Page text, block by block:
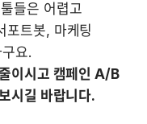
들은 어렵고
포트봇, 마케팅
이시고 캠페인 A/B
시길 바랍니다.